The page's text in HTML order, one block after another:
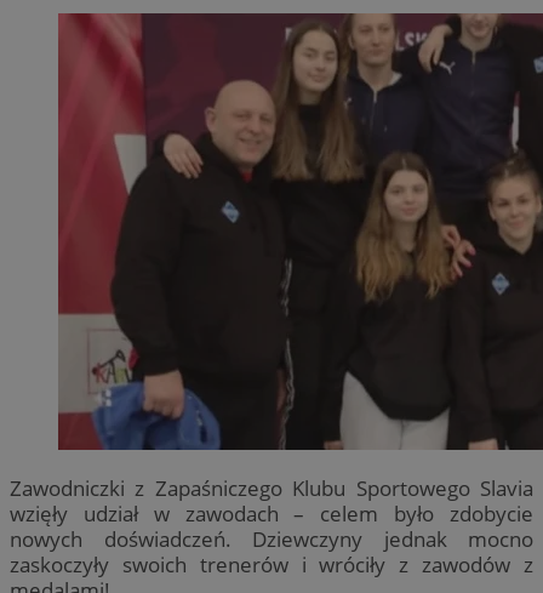
Zawodniczki z Zapaśniczego Klubu Sportowego Slavia
wzięły udział w zawodach – celem było zdobycie
nowych doświadczeń. Dziewczyny jednak mocno
zaskoczyły swoich trenerów i wróciły z zawodów z